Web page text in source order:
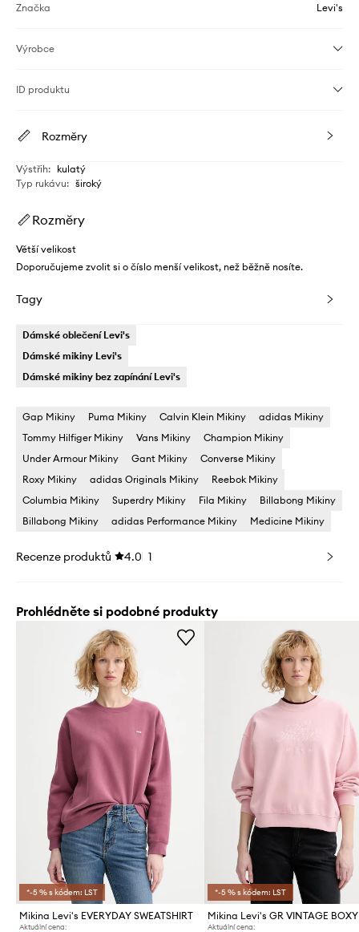
Značka Levi's
Výrobce
ID produktu
Rozměry
Výstřih: kulatý
Typ rukávu: široký
Rozměry
Větší velikost
Doporučujeme zvolit si o číslo menší velikost, než běžně nosíte.
Tagy
Dámské oblečení Levi's
Dámské mikiny Levi's
Dámské mikiny bez zapínání Levi's
Gap Mikiny Puma Mikiny Calvin Klein Mikiny
adidas Mikiny
Tommy Hilfiger Mikiny
Vans Mikiny
Champion Mikiny
Under Armour Mikiny
Gant Mikiny
Converse Mikiny
Roxy Mikiny
adidas Originals Mikiny
Reebok Mikiny
Columbia Mikiny
Superdry Mikiny Fila Mikiny
Billabong Mikiny
Billabong Mikiny
adidas Performance Mikiny Medicine Mikiny
Recenze produktů 4.0 1
Prohlédněte si podobné produkty
*-5 % s kódem: LST
Mikina Levi's EVERYDAY SWEATSHIRT
Aktuální cena:
*-5 % s kódem: LST
Aktuální cena: